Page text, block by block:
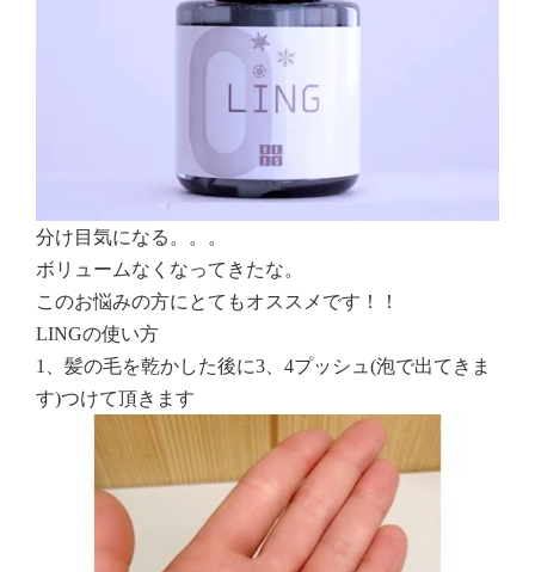
分け目気になる。。。
ボリュームなくなってきたな。
このお悩みの方にとてもオススメです！！
LINGの使い方
1、髪の毛を乾かした後に3、4プッシュ(泡で出てきま
す)つけて頂きます